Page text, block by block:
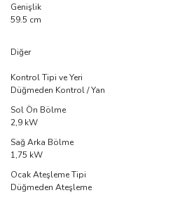
Genişlik
59.5 cm
Diğer
Kontrol Tipi ve Yeri
Düğmeden Kontrol / Yan
Sol Ön Bölme
2,9 kW
Sağ Arka Bölme
1,75 kW
Ocak Ateşleme Tipi
Düğmeden Ateşleme